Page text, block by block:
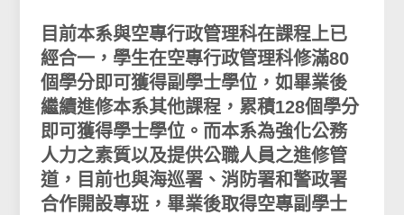
目前本系與空專行政管理科在課程上已
經合一，學生在空專行政管理科修滿80
個學分即可獲得副學士學位，如畢業後
繼續進修本系其他課程，累積128個學分
即可獲得學士學位。而本系為強化公務
人力之素質以及提供公職人員之進修管
道，目前也與海巡署、消防署和警政署
合作開設專班，畢業後取得空專副學士